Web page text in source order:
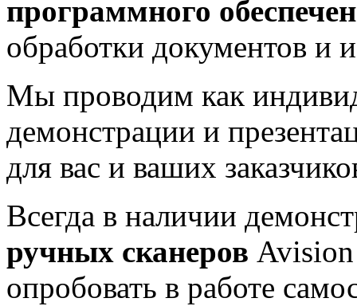
программного
обработки документов и
Мы проводим как
демонстрации и
для вас и ваших
Всегда в наличии
ручных сканеров
опробовать в работе